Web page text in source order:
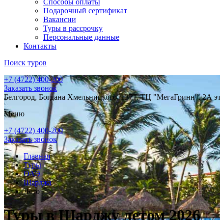
Подарочный сертификат
Вакансии
Туры в рассрочку
Персональные данные
Контакты
Поиск туров
+7 (4722) 400-200
Заказать звонок
Белгород, Богдана Хмельницкого, 137Т, ТЦ "МегаГринн", 2А
Меню
+7 (4722) 400-200
Заказать звонок
Главная
Туры
ОАЭ
Шарджа
Лето
Туры в Шарджу летом 2026